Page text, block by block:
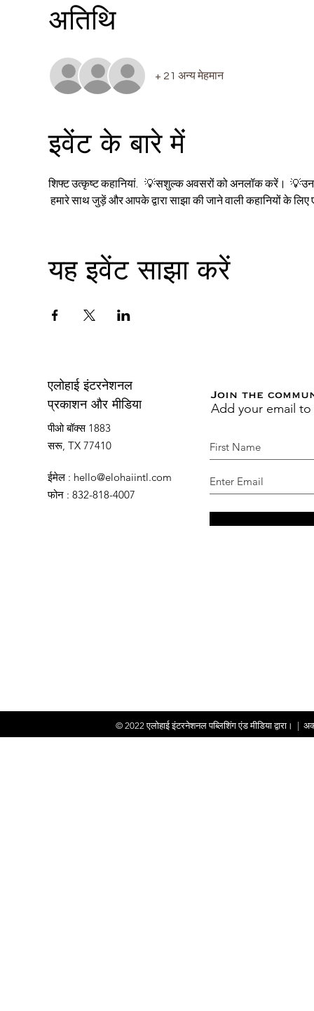
अतिथि
+ 21 अन्य मेहमान
इवेंट के बारे में
शिफ्ट उत्कृष्ट कहानियां.   💡सशुल्क अवसरों को अनलॉक करें।
हमारे साथ जुड़ें और आपके द्वारा साझा की जाने वाली कहानियों के
यह इवेंट साझा करें
एलोहाई इंटरनेशनल
प्रकाशन और मीडिया
पीओ बॉक्स 1883
सरू, TX 77410
ईमेल : hello@elohaiintl.com
फोन : 832-818-4007
Join the
Add your email
© 2022एलोहाई इंटरनेशनल पब्लिशिंग एंड मीडिया द्वारा।